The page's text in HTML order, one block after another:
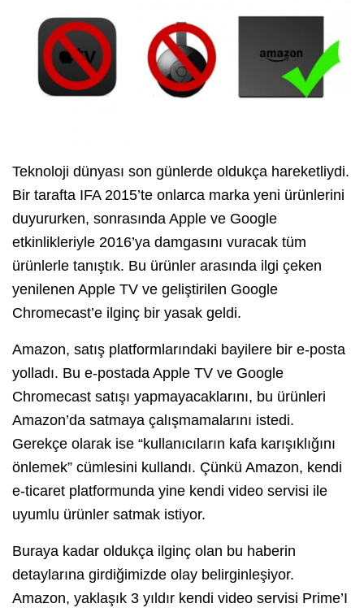
Teknoloji dünyası son günlerde oldukça hareketliydi.
Bir tarafta IFA 2015’te onlarca marka yeni ürünlerini
duyururken, sonrasında Apple ve Google
etkinlikleriyle 2016’ya damgasını vuracak tüm
ürünlerle tanıştık. Bu ürünler arasında ilgi çeken
yenilenen Apple TV ve geliştirilen Google
Chromecast’e ilginç bir yasak geldi.
Amazon, satış platformlarındaki bayilere bir e-posta
yolladı. Bu e-postada Apple TV ve Google
Chromecast satışı yapmayacaklarını, bu ürünleri
Amazon’da satmaya çalışmamalarını istedi.
Gerekçe olarak ise “kullanıcıların kafa karışıklığını
önlemek” cümlesini kullandı. Çünkü Amazon, kendi
e-ticaret platformunda yine kendi video servisi ile
uyumlu ürünler satmak istiyor.
Buraya kadar oldukça ilginç olan bu haberin
detaylarına girdiğimizde olay belirginleşiyor.
Amazon, yaklaşık 3 yıldır kendi video servisi Prime’I